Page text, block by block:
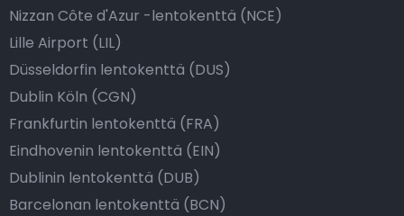
Nizzan Côte d'Azur -lentokenttä (NCE)
Lille Airport (LIL)
Düsseldorfin lentokenttä (DUS)
Dublin Köln (CGN)
Frankfurtin lentokenttä (FRA)
Eindhovenin lentokenttä (EIN)
Dublinin lentokenttä (DUB)
Barcelonan lentokenttä (BCN)